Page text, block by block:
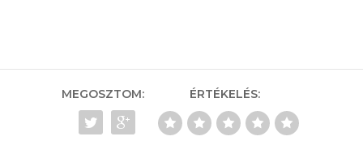
MEGOSZTOM: ÉRTÉKELÉS: